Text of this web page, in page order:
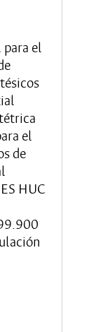
el
el
de
HUC